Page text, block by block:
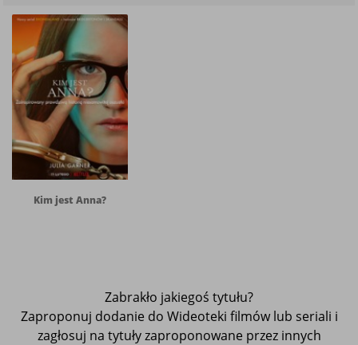
Kim jest Anna?
Zabrakło jakiegoś tytułu?
Zaproponuj dodanie do Wideoteki filmów lub seriali i
zagłosuj na tytuły zaproponowane przez innych